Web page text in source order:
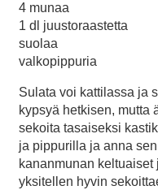
4 munaa
1 dl juustoraastetta
suolaa
valkopippuria
Sulata voi kattilassa ja
kypsyä hetkisen, mutta
sekoita tasaiseksi
ja pippurilla ja anna
kananmunan
yksitellen hyvin